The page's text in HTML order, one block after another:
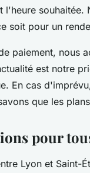
soit pour un
paiement, nous
est notre
En cas
que les
pour
Lyon et Saint-